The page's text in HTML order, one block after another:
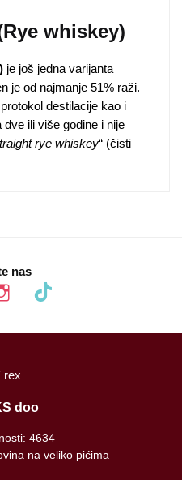
whiskey)
je još jedna varijanta
je od najmanje 51% raži.
destilacije kao i
ili više godine i nije
rye whiskey“ (čisti
nas
tiktok
doo
4634
na veliko pićima